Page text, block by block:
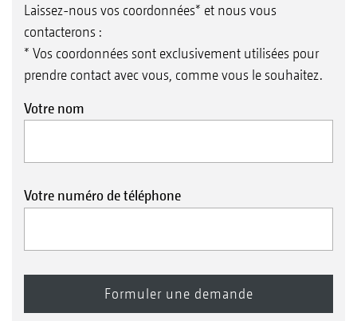
Laissez-nous vos coordonnées* et nous vous
contacterons :
* Vos coordonnées sont exclusivement utilisées pour
prendre contact avec vous, comme vous le souhaitez.
Votre nom
Votre numéro de téléphone